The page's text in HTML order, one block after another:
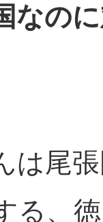
なの
は尾
る、